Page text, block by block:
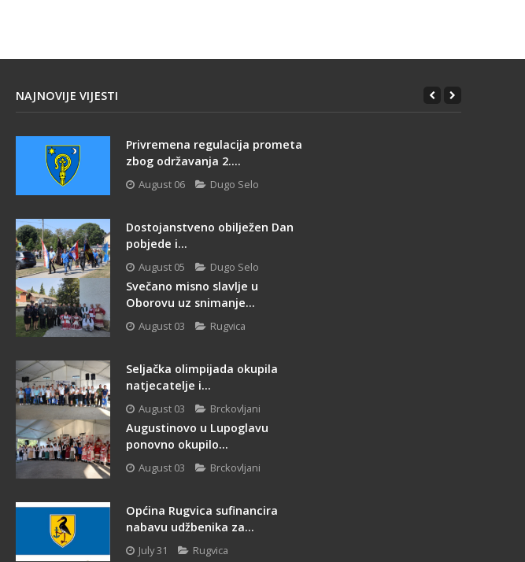
NAJNOVIJE VIJESTI
Privremena regulacija prometa
zbog održavanja 2....
August 06 Dugo Selo
Dostojanstveno obilježen Dan
pobjede i...
August 05 Dugo Selo
Svečano misno slavlje u
Oborovu uz snimanje...
August 03 Rugvica
Seljačka olimpijada okupila
natjecatelje i...
August 03 Brckovljani
Augustinovo u Lupoglavu
ponovno okupilo...
August 03 Brckovljani
Općina Rugvica sufinancira
nabavu udžbenika za...
July 31 Rugvica